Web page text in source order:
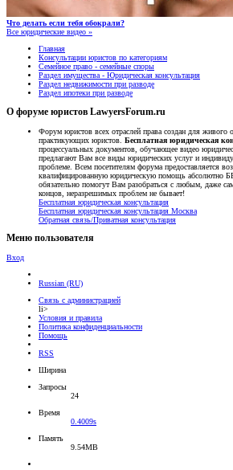
Что делать если тебя обокрали?
Все юридические видео »
Главная
Консультации юристов по категориям
Семейное право - семейные споры
Раздел имущества - Юридическая консультация
Раздел недвижимости при разводе
Раздел ипотеки при разводе
О форуме юристов LawyersForum.ru
Форум юристов всех отраслей права создан для
практикующих юристов. Бесплатная юридическая
процессуальных документов, обучающее видео
предлагают Вам все виды юридических услуг и
проблеме. Всем посетителям форума предоставляется
квалифицированную юридическую помощь
обязательно помогут Вам разобраться с любым, даже
концов, неразрешимых проблем не бывает!
Бесплатная юридическая консультация
Бесплатная юридическая консультация Москва
Обратная связь/Приватная консультация
Меню пользователя
Вход
Russian (RU)
Связь с администрацией
li>
Условия и правила
Политика конфиденциальности
Помощь
RSS
Ширина
Запросы
24
Время
0.4009s
Память
9.54MB